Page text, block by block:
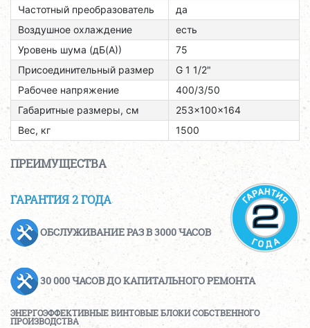
Частотный преобразователь
да
Воздушное охлаждение
есть
Уровень шума (дБ(А))
75
Присоединительный размер
G 1 1/2"
Рабочее напряжение
400/3/50
Габаритные размеры, см
253x100x164
Вес, кг
1500
ПРЕИМУЩЕСТВА
ГАРАНТИЯ 2 ГОДА
ОБСЛУЖИВАНИЕ РАЗ В 3000 ЧАСОВ
30 000 ЧАСОВ ДО КАПИТАЛЬНОГО РЕМОНТА
ЭНЕРГОЭФФЕКТИВНЫЕ ВИНТОВЫЕ БЛОКИ СОБСТВЕННОГО
ПРОИЗВОДСТВА